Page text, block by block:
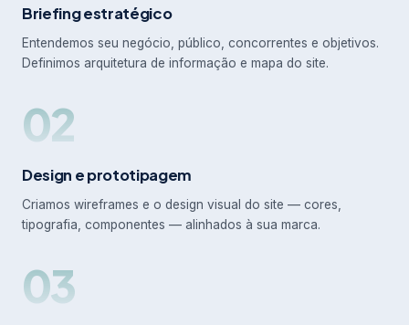
Briefing estratégico
Entendemos seu negócio, público, concorrentes e objetivos.
Definimos arquitetura de informação e mapa do site.
02
Design e prototipagem
Criamos wireframes e o design visual do site — cores,
tipografia, componentes — alinhados à sua marca.
03